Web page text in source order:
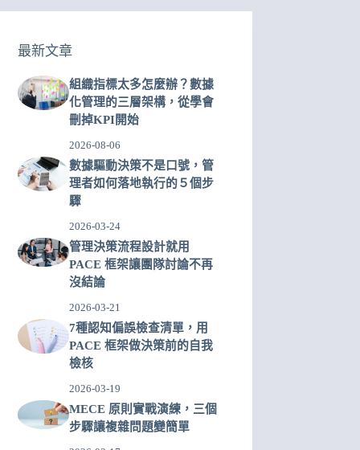
最新文章
組織指標太多怎麼辦？數據
化管理的三層架構，從學會
刪掉KPI開始
2026-08-06
數據驅動決策不是口號，管
理者如何落地執行的５個步
驟
2026-03-24
管理決策流程設計就用
PACE 框架讓團隊討論不再
沒結論
2026-03-21
7種認知偏誤檢查清單，用
PACE 框架做決策前的自我
檢核
2026-03-19
MECE 原則實戰演練，三個
步驟讓複雜問題變簡單